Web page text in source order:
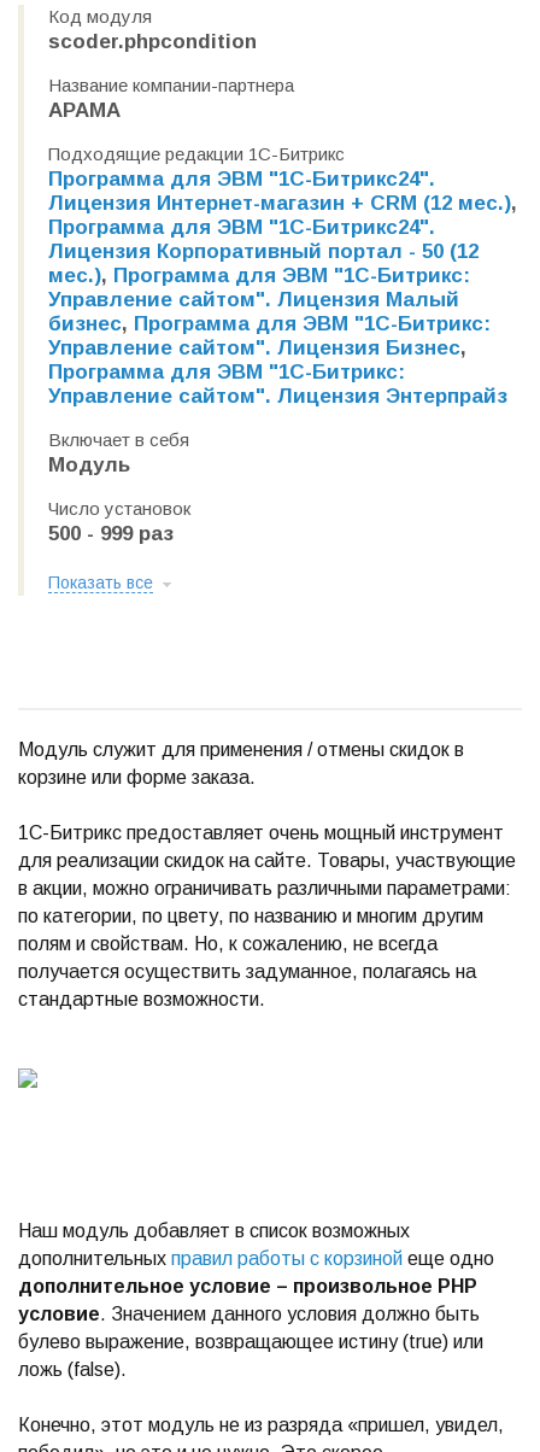
Код модуля
scoder.phpcondition
Название компании-партнера
АРАМА
Подходящие редакции 1С-Битрикс
Программа для ЭВМ "1С-Битрикс24".
Лицензия Интернет-магазин + CRM (12 мес.),
Программа для ЭВМ "1С-Битрикс24".
Лицензия Корпоративный портал - 50 (12
мес.), Программа для ЭВМ "1С-Битрикс:
Управление сайтом". Лицензия Малый
бизнес, Программа для ЭВМ "1С-Битрикс:
Управление сайтом". Лицензия Бизнес,
Программа для ЭВМ "1С-Битрикс:
Управление сайтом". Лицензия Энтерпрайз
Включает в себя
Модуль
Число установок
500 - 999 раз
Показать все
Модуль служит для применения / отмены скидок в
корзине или форме заказа.
1С-Битрикс предоставляет очень мощный инструмент
для реализации скидок на сайте. Товары, участвующие
в акции, можно ограничивать различными параметрами:
по категории, по цвету, по названию и многим другим
полям и свойствам. Но, к сожалению, не всегда
получается осуществить задуманное, полагаясь на
стандартные возможности.
Наш модуль добавляет в список возможных
дополнительных правил работы с корзиной еще одно
дополнительное условие – произвольное PHP
условие. Значением данного условия должно быть
булево выражение, возвращающее истину (true) или
ложь (false).
Конечно, этот модуль не из разряда «пришел, увидел,